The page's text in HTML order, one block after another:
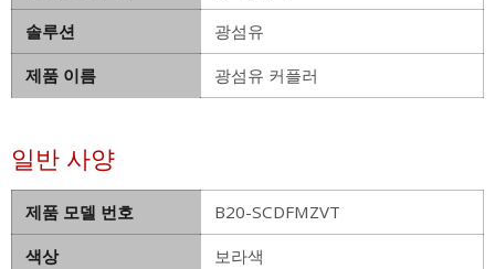
솔루션
광섬유
제품 이름
광섬유 커플러
일반 사양
제품 모델 번호
B20-SCDFMZVT
색상
보라색